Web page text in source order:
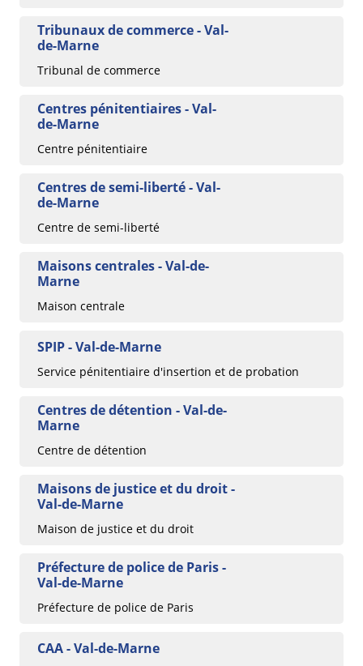
Tribunaux de commerce - Val-
de-Marne
Tribunal de commerce
Centres pénitentiaires - Val-
de-Marne
Centre pénitentiaire
Centres de semi-liberté - Val-
de-Marne
Centre de semi-liberté
Maisons centrales - Val-de-
Marne
Maison centrale
SPIP - Val-de-Marne
Service pénitentiaire d'insertion et de probation
Centres de détention - Val-de-
Marne
Centre de détention
Maisons de justice et du droit -
Val-de-Marne
Maison de justice et du droit
Préfecture de police de Paris -
Val-de-Marne
Préfecture de police de Paris
CAA - Val-de-Marne